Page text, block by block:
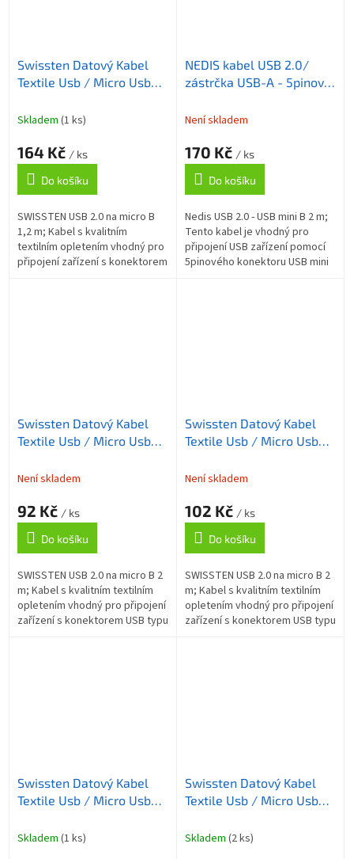
Swissten Datový Kabel
Textile Usb / Micro Usb
Skladem (1 ks)
164 Kč / ks
Do košíku
SWISSTEN USB 2.0 na micro B
1,2 m; Kabel s kvalitním
textilním opletením vhodný pro
připojení zařízení s konektorem
NEDIS kabel USB 2.0/
zástrčka USB-A - 5pinová
blistr/ 2m
Není skladem
170 Kč / ks
Do košíku
Nedis USB 2.0 - USB mini B 2 m;
Tento kabel je vhodný pro
připojení USB zařízení pomocí
5pinového konektoru USB mini
Swissten Datový Kabel
Textile Usb / Micro Usb
Není skladem
92 Kč / ks
Do košíku
SWISSTEN USB 2.0 na micro B 2
m; Kabel s kvalitním textilním
opletením vhodný pro připojení
zařízení s konektorem USB typu
Swissten Datový Kabel
Textile Usb / Micro Usb
Není skladem
102 Kč / ks
Do košíku
SWISSTEN USB 2.0 na micro B 2
m; Kabel s kvalitním textilním
opletením vhodný pro připojení
zařízení s konektorem USB typu
Swissten Datový Kabel
Textile Usb / Micro Usb
Skladem (1 ks)
Swissten Datový Kabel
Textile Usb / Micro Usb
Skladem (2 ks)